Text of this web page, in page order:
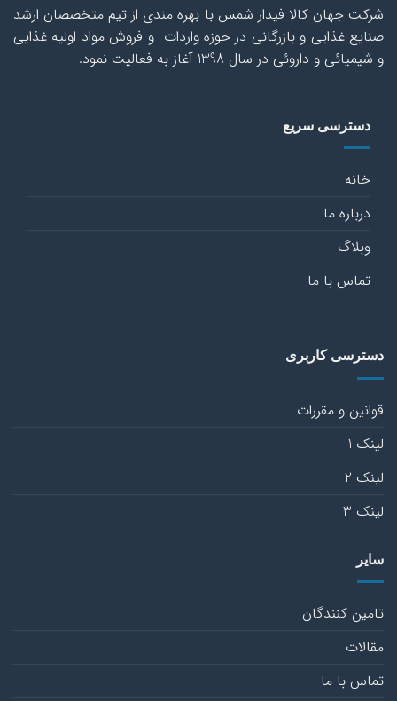
شرکت جهان کالا فیدار شمس با بهره مندی از تیم متخصصان ارشد
صنایع غذایی و بازرگانی در حوزه واردات و فروش مواد اولیه غذایی
و شیمیائی و داروئی در سال 1398 آغاز به فعالیت نمود.
دسترسی سریع
خانه
درباره ما
وبلاگ
تماس با ما
دسترسی کاربری
قوانین و مقررات
لینک 1
لینک 2
لینک 3
سایر
تامین کنندگان
مقالات
تماس با ما